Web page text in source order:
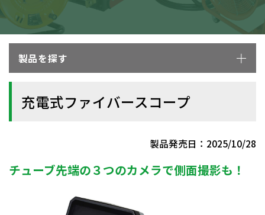
製品を探す
充電式ファイバースコープ
製品発売日：2025/10/28
チューブ先端の３つのカメラで側面撮影も！